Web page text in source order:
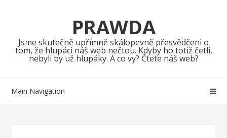
PRAWDA
Jsme skutečně upřímně skálopevně přesvědčeni o
tom, že hlupáci náš web nečtou. Kdyby ho totiž četli,
nebyli by už hlupáky. A co vy? Čtete náš web?
Main Navigation